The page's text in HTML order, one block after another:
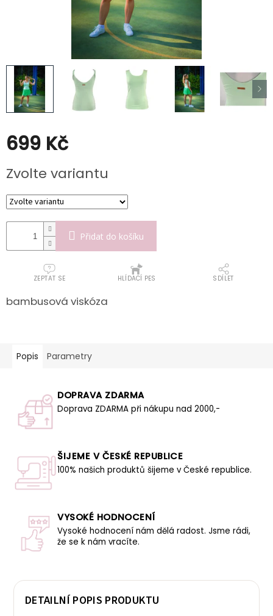
Slevy
699 Kč
cena:
Zvolte variantu
Přidat do košíku
ZEPTAT SE HLÍDACÍ PES SDÍLET
bambusová viskóza
Popis Parametry
DOPRAVA ZDARMA
Doprava ZDARMA při nákupu nad 2000,-
ŠIJEME V ČESKÉ REPUBLICE
100% našich produktů šijeme v České republice.
VYSOKÉ HODNOCENÍ
Vysoké hodnocení nám dělá radost. Jsme rádi,
že se k nám vracíte.
DETAILNÍ POPIS PRODUKTU